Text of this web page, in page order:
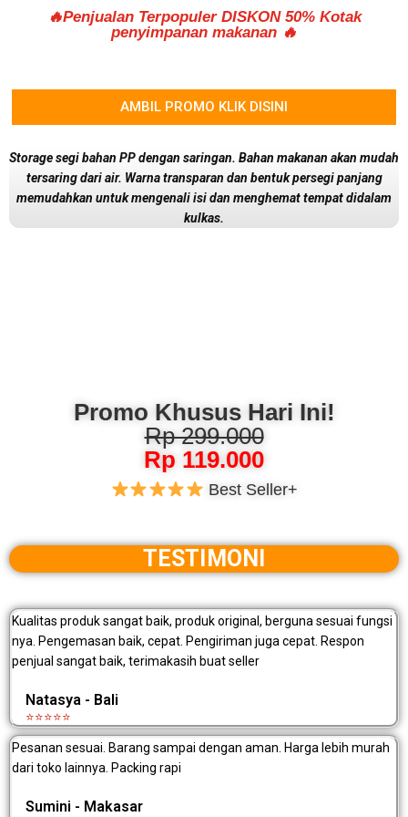
🔥Penjualan Terpopuler DISKON 50% Kotak
penyimpanan makanan 🔥
AMBIL PROMO KLIK DISINI
Storage segi bahan PP dengan saringan. Bahan makanan akan mudah
tersaring dari air. Warna transparan dan bentuk persegi panjang
memudahkan untuk mengenali isi dan menghemat tempat didalam
kulkas.
Promo Khusus Hari Ini!
Rp 299.000
Rp 119.000
Best Seller+
TESTIMONI
Kualitas produk sangat baik, produk original, berguna sesuai fungsi
nya. Pengemasan baik, cepat. Pengiriman juga cepat. Respon
penjual sangat baik, terimakasih buat seller
Natasya - Bali
⭐⭐⭐⭐⭐
Pesanan sesuai. Barang sampai dengan aman. Harga lebih murah
dari toko lainnya. Packing rapi
Sumini - Makasar